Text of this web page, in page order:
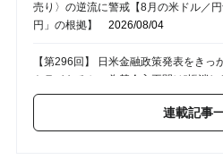
売り〉の逆流に警戒【8月の米ドル／
円」の根拠】
2026/08/04
【第296回】 日米金融政策発表をきっ
トライなるか…為替介入再開は“帳消し
ドル／円予想レンジ「160～165円」
【第295回】 原油高でも〈有事のド
連載記事